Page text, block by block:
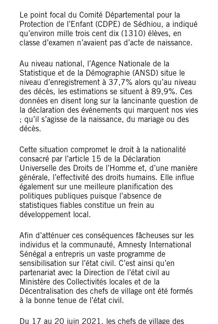
Le point focal du Comité Départemental pour la
Protection de l’Enfant (CDPE) de Sédhiou, a indiqué
qu’environ mille trois cent dix (1310) élèves, en
classe d’examen n’avaient pas d’acte de naissance.
Au niveau national, l’Agence Nationale de la
Statistique et de la Démographie (ANSD) situe le
niveau d’enregistrement à 37,7% alors qu’au niveau
des décès, les estimations se situent à 89,9%. Ces
données en disent long sur la lancinante question de
la déclaration des événements qui marquent nos vies
; qu’il s’agisse de la naissance, du mariage ou des
décès.
Cette situation compromet le droit à la nationalité
consacré par l’article 15 de la Déclaration
Universelle des Droits de l’Homme et, d’une manière
générale, l’effectivité des droits humains. Elle influe
également sur une meilleure planification des
politiques publiques puisque l’absence de
statistiques fiables constitue un frein au
développement local.
Afin d’atténuer ces conséquences fâcheuses sur les
individus et la communauté, Amnesty International
Sénégal a entrepris un vaste programme de
sensibilisation sur l’état civil. C’est ainsi qu’en
partenariat avec la Direction de l’état civil au
Ministère des Collectivités locales et de la
Décentralisation des chefs de village ont été formés
à la bonne tenue de l’état civil.
Du 17 au 20 juin 2021, les chefs de village des